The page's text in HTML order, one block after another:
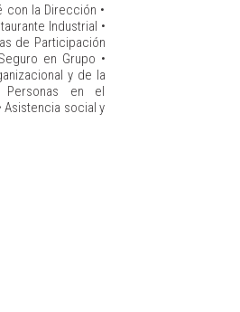
con la Dirección •
Industrial •
de Participación
en Grupo •
y de la
en el
Asistencia social y